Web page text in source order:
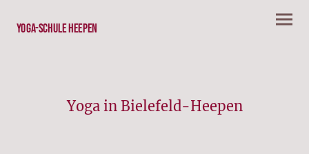
Yoga-Schule Heepen
Yoga in Bielefeld-Heepen